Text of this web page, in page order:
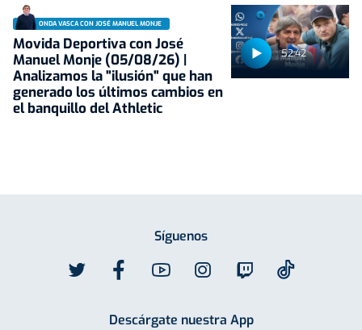
52:42
ONDA VASCA CON JOSÉ MANUEL MONJE
Movida Deportiva con José
Manuel Monje (05/08/26) |
Analizamos la "ilusión" que han
generado los últimos cambios en
el banquillo del Athletic
Síguenos
Descárgate nuestra App